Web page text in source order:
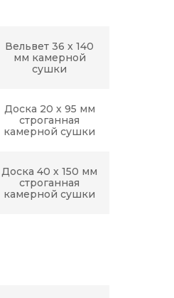
Вельвет 36 х 140
мм камерной
сушки
Доска 20 х 95 мм
строганная
камерной сушки
Доска 40 х 150 мм
строганная
камерной сушки